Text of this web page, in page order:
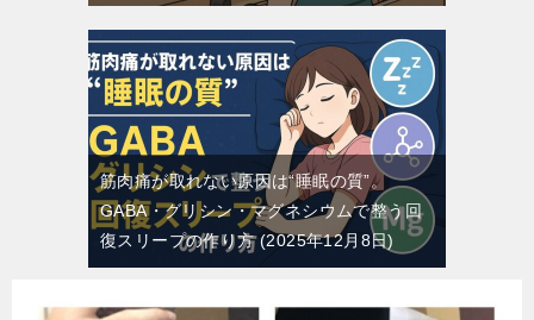
筋肉痛が取れない原因は“睡眠の質”。
GABA・グリシン・マグネシウムで整う回
復スリープの作り方
2025年12月8日